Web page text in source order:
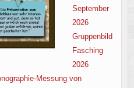
September
2026
Gruppenbild
Fasching
2026
Messung von